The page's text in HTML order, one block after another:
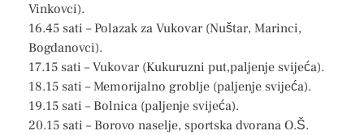
Vinkovci).
16.45 sati – Polazak za Vukovar (Nuštar, Marinci,
Bogdanovci).
17.15 sati – Vukovar (Kukuruzni put,paljenje svijeća).
18.15 sati – Memorijalno groblje (paljenje svijeća).
19.15 sati – Bolnica (paljenje svijeća).
20.15 sati – Borovo naselje, sportska dvorana O.Š.